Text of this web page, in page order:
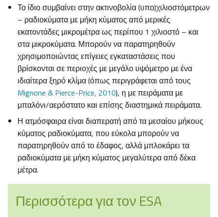
Το ίδιο συμβαίνει στην ακτινοβολία (υπο)χιλιοστόμετρων
– ραδιοκύματα με μήκη κύματος από μερικές
εκατοντάδες μικρομέτρα ως περίπου 1 χιλιοστό – και
στα μικροκύματα. Μπορούν να παρατηρηθούν
χρησιμοποιώντας επίγειες εγκαταστάσεις που
βρίσκονται σε περιοχές με μεγάλο υψόμετρο με ένα
ιδιαίτερα ξηρό κλίμα (όπως περιγράφεται από τους
Mignone & Pierce-Price, 2010), η με πειράματα με
μπαλόνι/αερόστατο και επίσης διαστημικά πειράματα.
Η ατμόσφαιρα είναι διαπερατή από τα μεσαίου μήκους
κύματος ραδιοκύματα, που εύκολα μπορούν να
παρατηρηθούν από το έδαφος, αλλά μπλοκάρει τα
ραδιοκύματα με μήκη κύματος μεγαλύτερα από δέκα
μέτρα.
Περισσότερα για τον ESA